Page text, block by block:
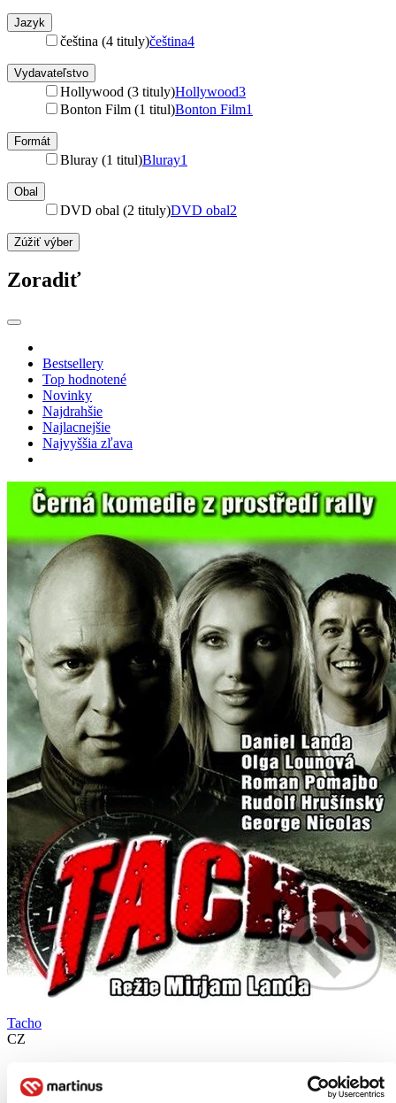
Jazyk
čeština (4 tituly)čeština4
Vydavateľstvo
Hollywood (3 tituly)Hollywood3
Bonton Film (1 titul)Bonton Film1
Formát
Bluray (1 titul)Bluray1
Obal
DVD obal (2 tituly)DVD obal2
Zúžiť výber
Zoradiť
Bestsellery
Top hodnotené
Novinky
Najdrahšie
Najlacnejšie
Najvyššia zľava
Tacho
CZ
Olga Lounová